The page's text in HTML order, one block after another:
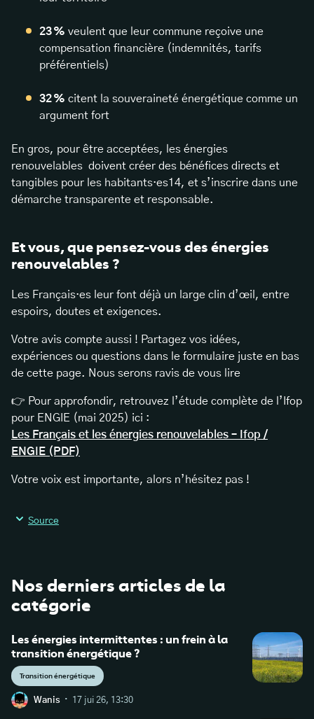
23 % veulent que leur commune reçoive une
compensation financière (indemnités, tarifs
préférentiels)
32 % citent la souveraineté énergétique comme un
argument fort
En gros, pour être acceptées, les énergies
renouvelables doivent créer des bénéfices directs et
tangibles pour les habitants·es14, et s’inscrire dans une
démarche transparente et responsable.
Et vous, que pensez-vous des énergies
renouvelables ?
Les Français·es leur font déjà un large clin d’œil, entre
espoirs, doutes et exigences.
Votre avis compte aussi ! Partagez vos idées,
expériences ou questions dans le formulaire juste en bas
de cette page. Nous serons ravis de vous lire
👉 Pour approfondir, retrouvez l’étude complète de l’Ifop
pour ENGIE (mai 2025) ici :
Les Français et les énergies renouvelables – Ifop /
ENGIE (PDF)
Votre voix est importante, alors n’hésitez pas !
Source
page 6
page 9
Nos derniers articles de la
catégorie
Les énergies intermittentes : un frein à la
transition énergétique ?
Transition énergétique
Wanis · 17 jui 26, 13:30